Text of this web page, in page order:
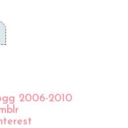
2006-2010